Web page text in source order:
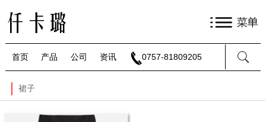
首页 产品 公司 资讯 0757-81809205
裙子